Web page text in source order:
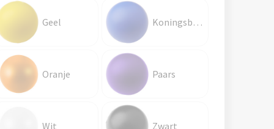
Geel Koningsblauw
Oranje Paars
Wit Zwart